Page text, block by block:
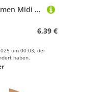
TBloevwlh Dirndl Damen Midi Grün Dirndlschürze Jacquard-Dirndlschürze Für Trachtenschürze Schürze Blau Taftschürze Trachtenmode Gr. 32-54 Zum Schwarz Kristin Schlichte
6,39 €
um 00:03; der
haben.